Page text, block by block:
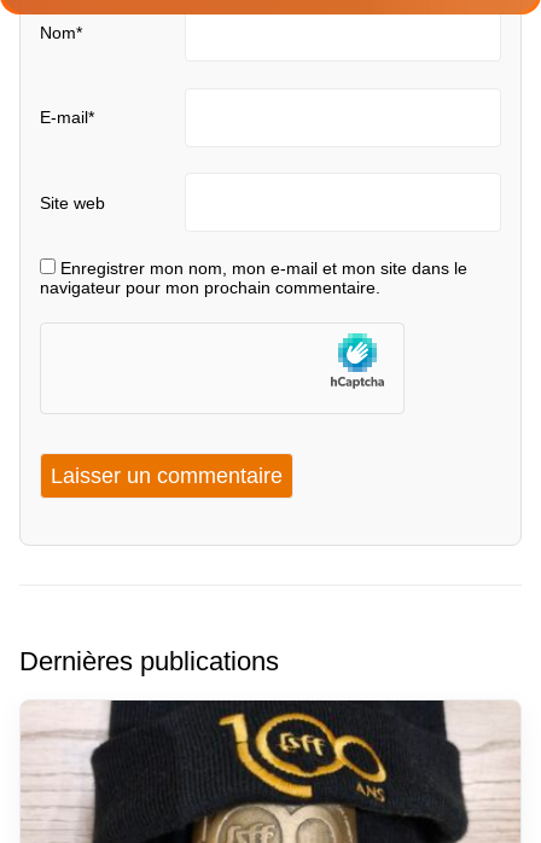
Nom*
E-mail*
Site web
Enregistrer mon nom, mon e-mail et mon site dans le
navigateur pour mon prochain commentaire.
Dernières publications